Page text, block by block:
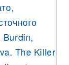
Burdin,
The Killer